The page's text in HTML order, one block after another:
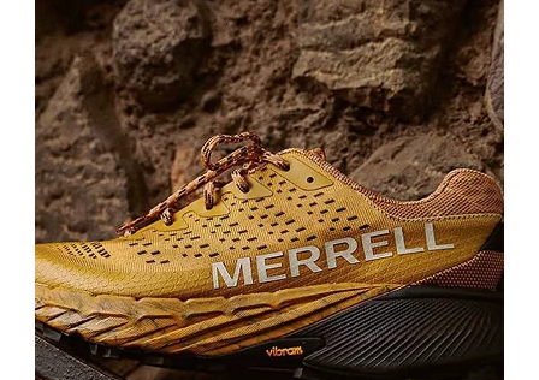
kombinasyonu, sonbahar-kış royal luxury ve doygun toprak
paletli kombinlerin güçlü tamamlayıcılarından biridir — krem
keten elbise + bordo topuk + mürdüm aksesuar, camel palto +
krem triko + mürdüm çanta, çikolata kahverengi midi + altın
aksesuar + mürdüm crossbody, koyu jean + ipek bordo gömlek +
mürdüm çanta, siyah midi elbise + altın aksesuar + mürdüm pop,
lacivert blazer + krem pantolon + bordo aksesuar + mürdüm
çanta, kahverengi bot + ekru triko + bisküvi pantolon + mürdüm
aksesuar gibi sayısız "tones of berry/wine/burgundy" sonbahar-
kış kombinin doğrudan tamamlayıcısıdır. Özellikle "berry tones /
wine palette / aubergine outfit" kombinler için ideal: koyu mor
triko + krem pantolon + mürdüm çanta sofistike bir "royal
autumn" görünüm yaratır. **Pantone Mocha Mousse 2025
paletinin tamamlayıcı koyu tonu** olarak sezonun trend